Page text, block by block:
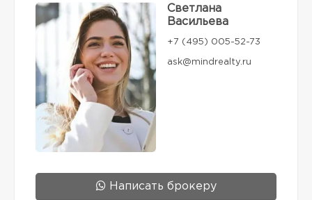
Светлана
Васильева
+7 (495) 005-52-73
ask@mindrealty.ru
Написать брокеру